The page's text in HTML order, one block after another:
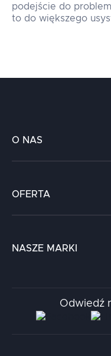
podejście do
to do większego
O NAS
Kariera
Kontakt
OFERTA
Chatboty
NASZE MARKI
Aidapta
AI & NLP Day
Odwiedź